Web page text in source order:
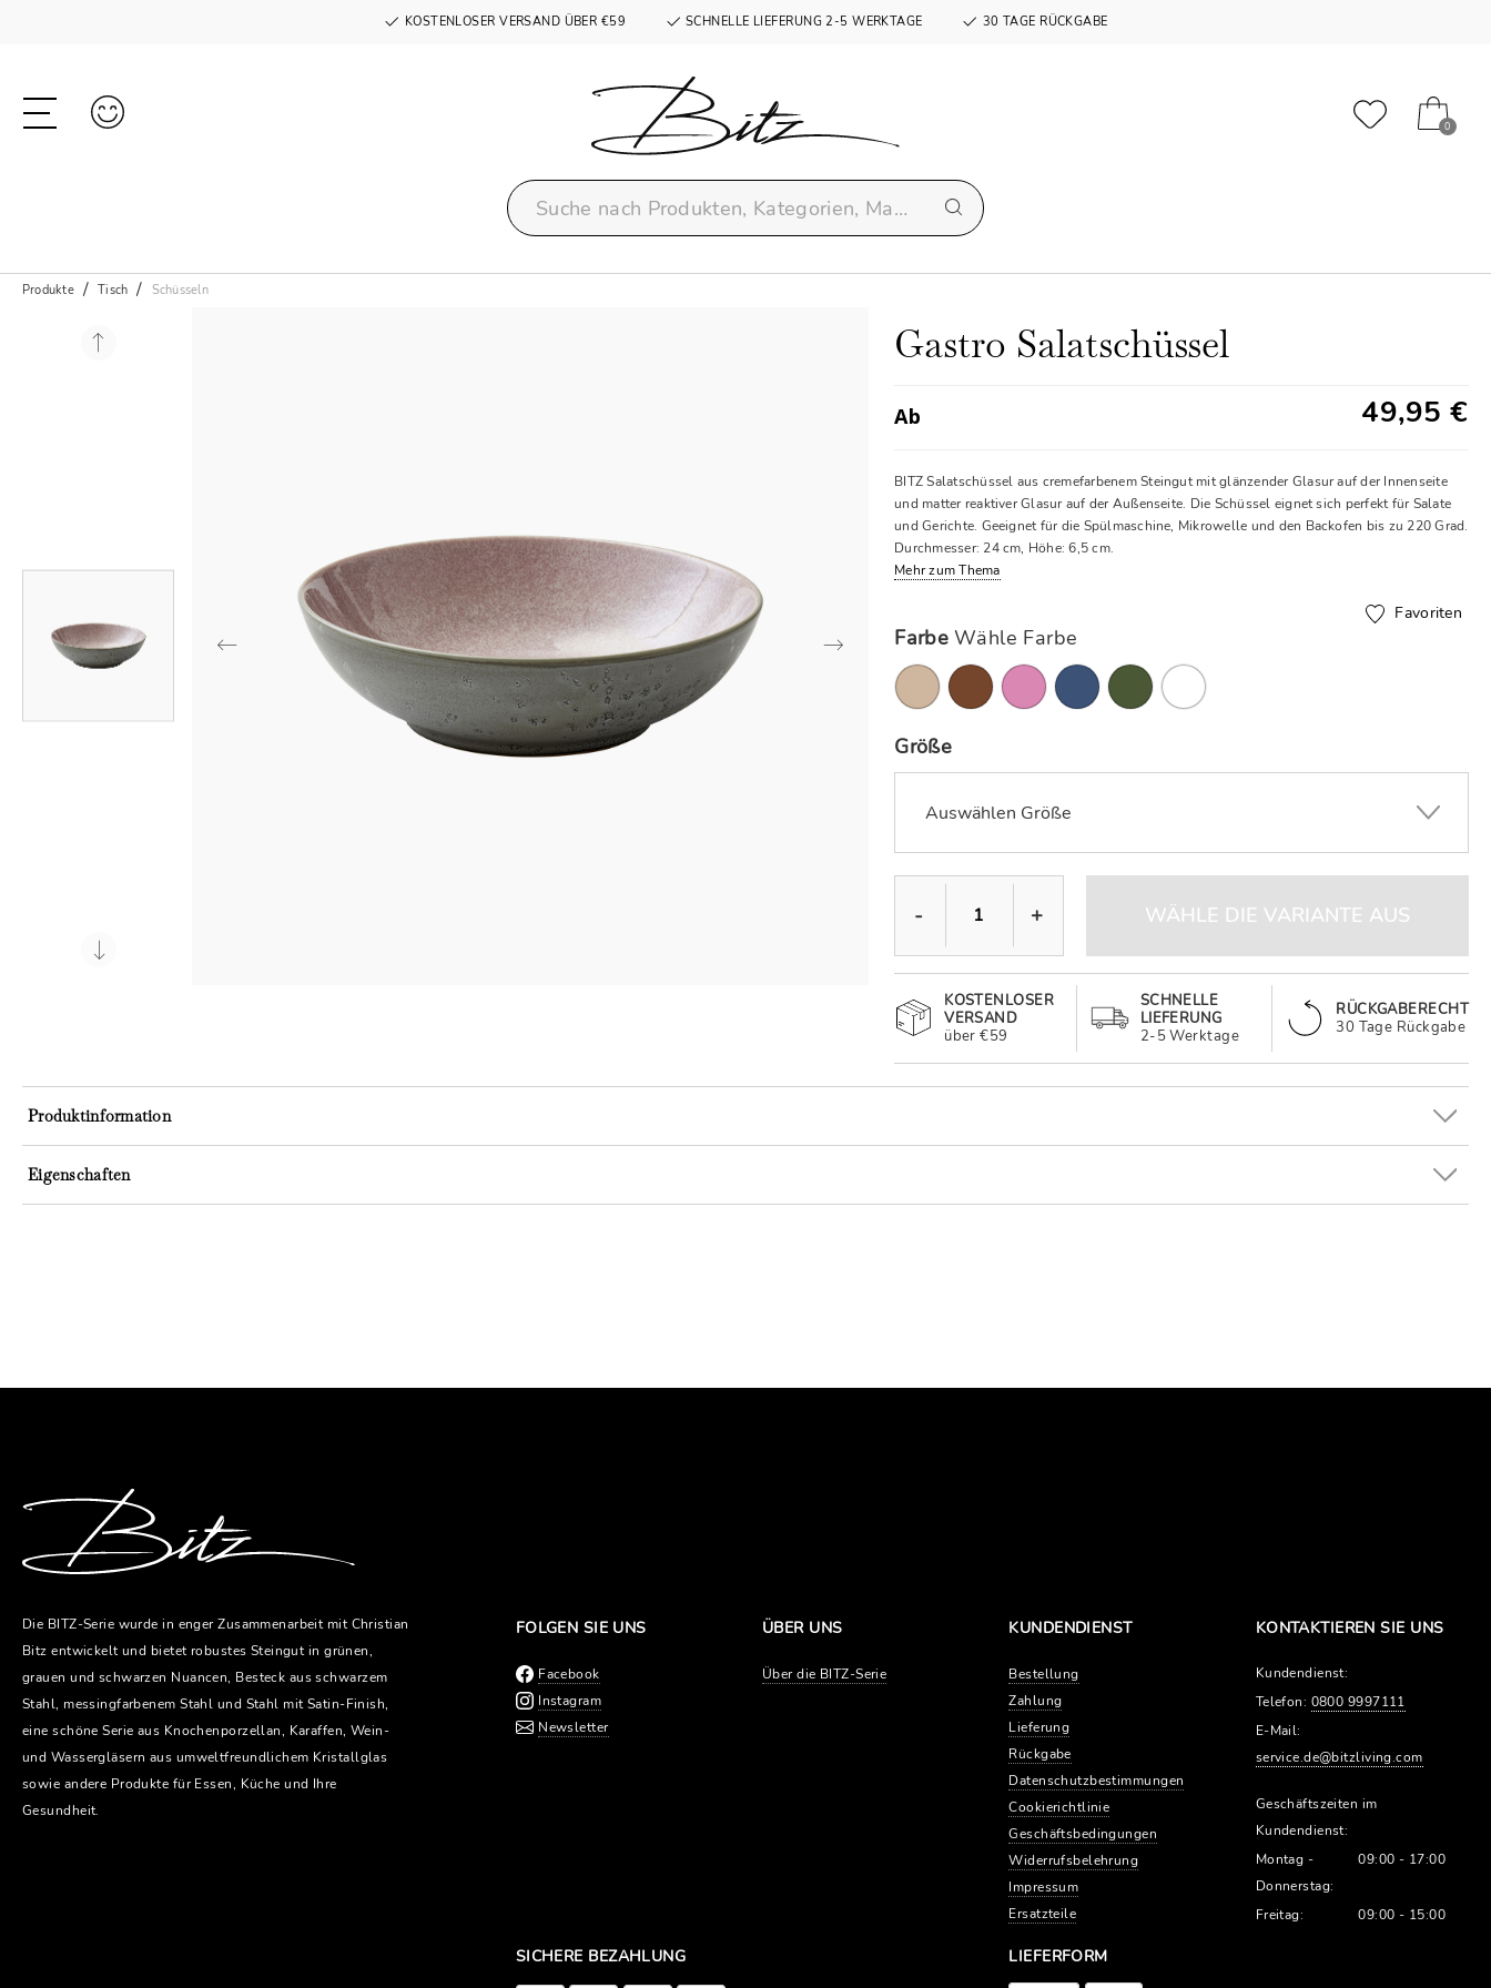
KOSTENLOSER VERSAND ÜBER €59 SCHNELLE LIEFERUNG 2-5 WERKTAGE 30 TAGE RÜCKGABE
0
Produkte Tisch Schüsseln
Gastro Salatschüssel
Ab 49,95 €
BITZ Salatschüssel aus cremefarbenem Steingut mit glänzender Glasur auf der Innenseite
und matter reaktiver Glasur auf der Außenseite. Die Schüssel eignet sich perfekt für Salate
und Gerichte. Geeignet für die Spülmaschine, Mikrowelle und den Backofen bis zu 220 Grad.
Durchmesser: 24 cm, Höhe: 6,5 cm.
Mehr zum Thema
Favoriten
Farbe Wähle Farbe
Größe
Auswählen Größe
- + WÄHLE DIE VARIANTE AUS
KOSTENLOSER
VERSAND
über €59
SCHNELLE
LIEFERUNG
2-5 Werktage
RÜCKGABERECHT
30 Tage Rückgabe
Eigenschaften
Produktinformation
Die BITZ-Serie wurde in enger Zusammenarbeit mit Christian
Bitz entwickelt und bietet robustes Steingut in grünen,
grauen und schwarzen Nuancen, Besteck aus schwarzem
Stahl, messingfarbenem Stahl und Stahl mit Satin-Finish,
eine schöne Serie aus Knochenporzellan, Karaffen, Wein-
und Wassergläsern aus umweltfreundlichem Kristallglas
sowie andere Produkte für Essen, Küche und Ihre
Gesundheit.
FOLGEN SIE UNS
Facebook
Instagram
Newsletter
ÜBER UNS
Über die BITZ-Serie
KUNDENDIENST
Bestellung
Zahlung
Lieferung
Rückgabe
Datenschutzbestimmungen
Cookierichtlinie
Geschäftsbedingungen
Widerrufsbelehrung
Impressum
Ersatzteile
KONTAKTIEREN SIE UNS
Kundendienst:
Telefon: 0800 9997111
E-Mail:
service.de@bitzliving.com
Geschäftszeiten im
Kundendienst:
Montag -
Donnerstag:
09:00 - 17:00
Freitag: 09:00 - 15:00
SICHERE BEZAHLUNG LIEFERFORM